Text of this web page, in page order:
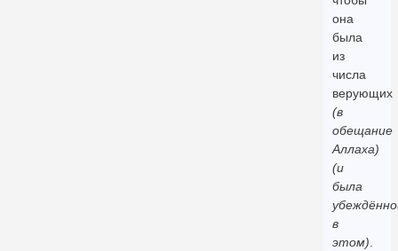
она
была
из
числа
верующих
(в
обещание
Аллаха)
(и
была
в
этом).